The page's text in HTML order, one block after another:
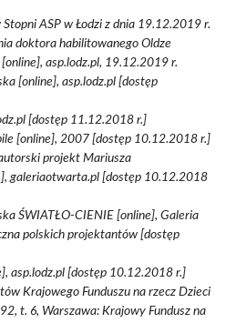
Stopni ASP w Łodzi z dnia 19.12.2019 r.
doktora habilitowanego Oldze
asp.lodz.pl, 19.12.2019 r.
[online], asp.lodz.pl [dostęp
[dostęp 11.12.2018 r.]
[online], 2007 [dostęp 10.12.2018 r.]
projekt Mariusza
galeriaotwarta.pl [dostęp 10.12.2018
ŚWIATŁO-CIENIE [online], Galeria
polskich projektantów [dostęp
asp.lodz.pl [dostęp 10.12.2018 r.]
Krajowego Funduszu na rzecz Dzieci
t. 6, Warszawa: Krajowy Fundusz na